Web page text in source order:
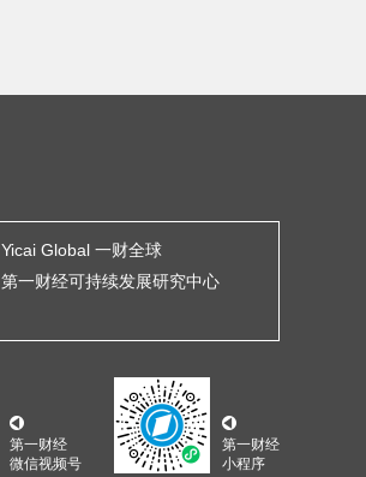
Yicai Global 一财全球
第一财经可持续发展研究中心
第一财经
微信视频号
第一财经
小程序